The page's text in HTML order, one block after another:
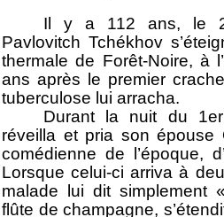
Il y a 112 ans, le 2
Pavlovitch Tchékhov
thermale de Forêt-Noire, à
ans après le premier
tuberculose lui arracha.
Durant la nuit du
réveilla et pria son épouse
comédienne de l’époque,
Lorsque celui-ci arriva à
malade lui dit simplement
flûte de champagne,